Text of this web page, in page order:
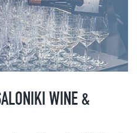
WINE &